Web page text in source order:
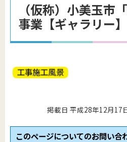
（仮称）小美玉市
事業【ギャラリー】
掲載日 平成28年12月17
このページについてのお問い合